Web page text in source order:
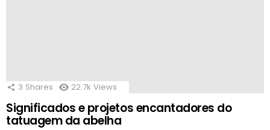
3 Shares 22.7k Views
Significados e projetos encantadores do
tatuagem da abelha